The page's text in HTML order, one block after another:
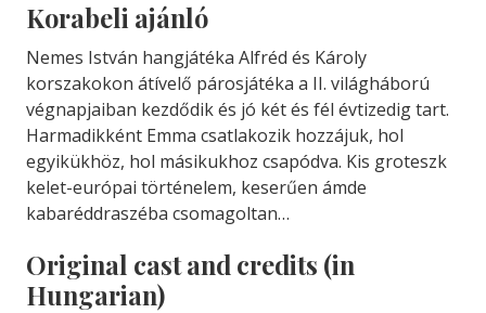
Korabeli ajánló
Nemes István hangjátéka Alfréd és Károly
korszakokon átívelő párosjátéka a II. világháború
végnapjaiban kezdődik és jó két és fél évtizedig tart.
Harmadikként Emma csatlakozik hozzájuk, hol
egyikükhöz, hol másikukhoz csapódva. Kis groteszk
kelet-európai történelem, keserűen ámde
kabaréddraszéba csomagoltan…
Original cast and credits (in
Hungarian)